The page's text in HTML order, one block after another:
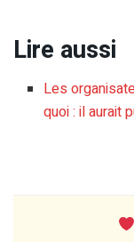
Lire aussi
Les
quoi : il aurait